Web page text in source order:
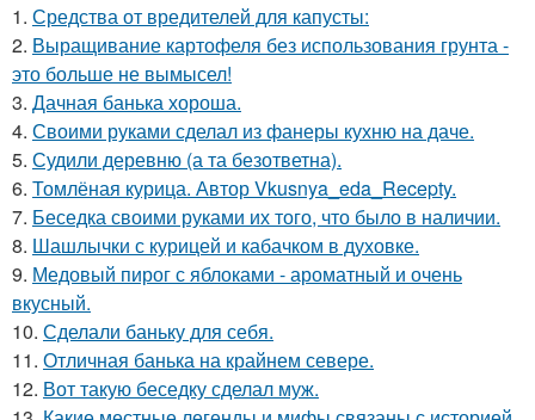
1. Средства от вредителей для капусты:
2. Выращивание картофеля без использования грунта -
это больше не вымысел!
3. Дачная банька хороша.
4. Своими руками сделал из фанеры кухню на даче.
5. Судили деревню (а та безответна).
6. Томлёная курица. Автор Vkusnya_eda_Recepty.
7. Беседка своими руками их того, что было в наличии.
8. Шашлычки с курицей и кабачком в духовке.
9. Медовый пирог с яблоками - ароматный и очень
вкусный.
10. Сделали баньку для себя.
11. Отличная банька на крайнем севере.
12. Вот такую беседку сделал муж.